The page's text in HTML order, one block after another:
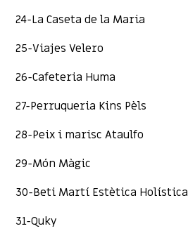
24-La Caseta de la Maria
25-Viajes Velero
26-Cafeteria Huma
27-Perruqueria Kins Pèls
28-Peix i marisc Ataulfo
29-Món Màgic
30-Beti Martí Estètica Holística
31-Quky